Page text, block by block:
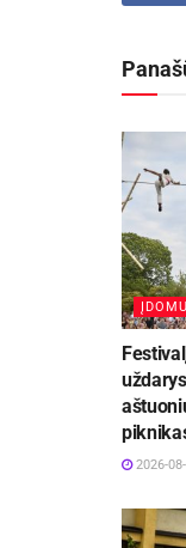
ĮDOMU
2026-